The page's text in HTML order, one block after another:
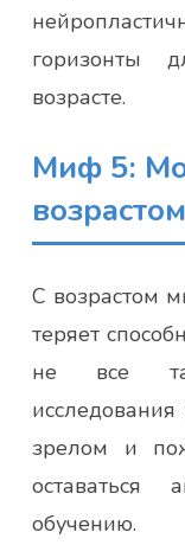
горизонты
возрасте.
Миф 5:
возрастом
С возрастом
теряет
не все
зрелом и
обучению.